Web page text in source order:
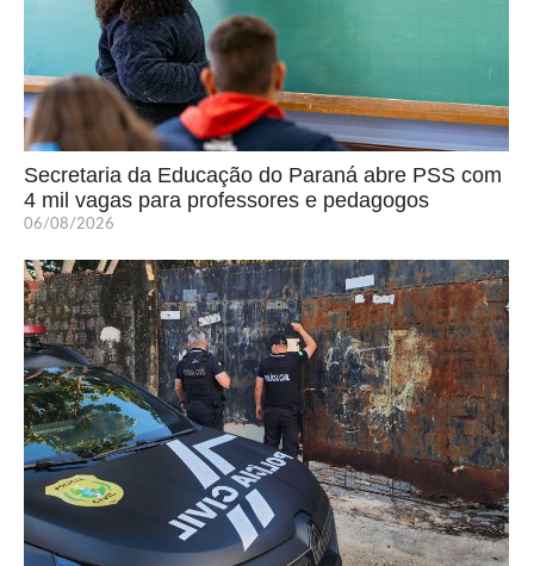
Secretaria da Educação do Paraná abre PSS com
4 mil vagas para professores e pedagogos
06/08/2026